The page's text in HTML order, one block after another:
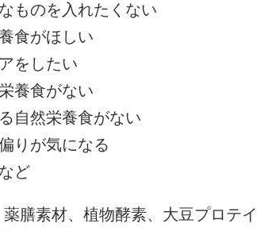
ものを入れたくない
食がほしい
をしたい
養食がない
自然栄養食がない
りが気になる
ど
膳素材、植物酵素、大豆プロテイ